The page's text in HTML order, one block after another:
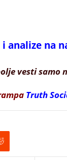
analize na
vesti samo
Truth